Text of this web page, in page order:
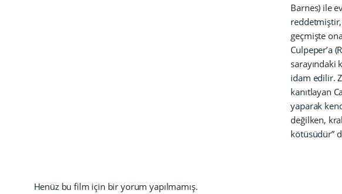
Barnes) ile
geçmişte
Culpeper’a
sarayındaki
idam edilir.
kanıtlayan
yaparak
değilken,
kötüsüdür”
Henüz bu film için bir yorum yapılmamış.